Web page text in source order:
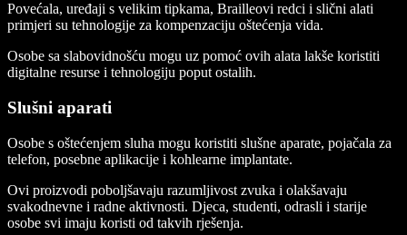
Povećala, uređaji s velikim tipkama, Brailleovi redci i slični alati
primjeri su tehnologije za kompenzaciju oštećenja vida.
Osobe sa slabovidnošću mogu uz pomoć ovih alata lakše koristiti
digitalne resurse i tehnologiju poput ostalih.
Slušni aparati
Osobe s oštećenjem sluha mogu koristiti slušne aparate, pojačala za
telefon, posebne aplikacije i kohlearne implantate.
Ovi proizvodi poboljšavaju razumljivost zvuka i olakšavaju
svakodnevne i radne aktivnosti. Djeca, studenti, odrasli i starije
osobe svi imaju koristi od takvih rješenja.